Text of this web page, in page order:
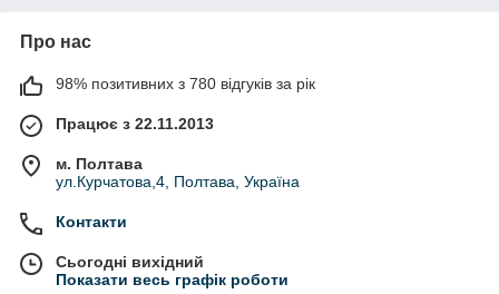
Про нас
98% позитивних з 780 відгуків за рік
Працює з 22.11.2013
м. Полтава
ул.Курчатова,4, Полтава, Україна
Контакти
Сьогодні вихідний
Показати весь графік роботи